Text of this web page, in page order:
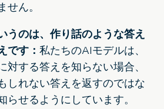
せん。
うのは、作り話のような答え
です： 私たちのAIモデルは、
対する答えを知らない場合、
しれない答えを返すのではな
らせるようにしています。